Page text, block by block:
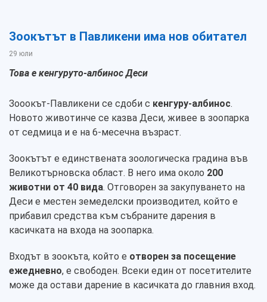
Зоокътът в Павликени има нов обитател
29 юли
Това е кенгуруто-албинос Деси
Зооокът-Павликени се сдоби с кенгуру-албинос.
Новото животинче се казва Деси, живее в зоопарка
от седмица и е на 6-месечна възраст.
Зоокътът е единствената зоологическа градина във
Великотърновска област. В него има около 200
животни от 40 вида. Отговорен за закупуването на
Деси е местен земеделски производител, който е
прибавил средства към събраните дарения в
касичката на входа на зоопарка.
Входът в зоокъта, който е отворен за посещение
ежедневно, е свободен. Всеки един от посетителите
може да остави дарение в касичката до главния вход.